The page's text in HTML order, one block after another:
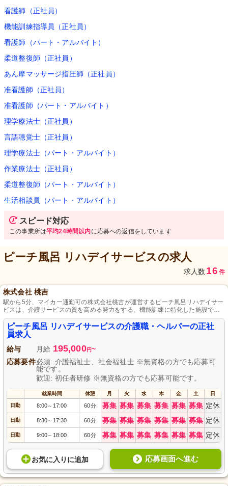
看護師（正社員）
機能訓練指導員（正社員）
看護師（パート・アルバイト）
柔道整復師（正社員）
あん摩マッサージ指圧師（正社員）
准看護師（正社員）
准看護師（パート・アルバイト）
理学療法士（正社員）
言語聴覚士（正社員）
理学療法士（パート・アルバイト）
作業療法士（正社員）
柔道整復師（パート・アルバイト）
生活相談員（パート・アルバイト）
スピード対応
この事業所は平均24時間以内に応募への返信をしています
ピーチ風呂 リハデイサービスの求人
求人数 16 件
株式会社 桃吉
駅から5分、マイカー通勤可の株式会社桃吉が運営するピーチ風呂リハデイサー
ビスは、介護サービスの質を高める努力をする、機能訓練に特化した施設で、
週休2日、制服貸与・成長を実感できる研修プログラムがある職場です。
ピーチ風呂 リハデイサービスの介護職・ヘルパーの正社
員求人
給与 月給 195,000円~
応募要件必須: 介護福祉士、社会福祉士 ※無資格の方でも応募可
能です。
歓迎: 初任者研修 ※無資格の方でも応募可能です。
就業時間 休憩 月 火 水 木 金 土 日
日勤 8:00～ 17:00 60分 募集 募集 募集 募集 募集 募集 定休
日勤 8:30～ 17:30 60分 募集 募集 募集 募集 募集 募集 定休
日勤 9:00～ 18:00 60分 募集 募集 募集 募集 募集 募集 定休
お気に入り に追加 応募画面へ進む